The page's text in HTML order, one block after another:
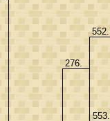
276.